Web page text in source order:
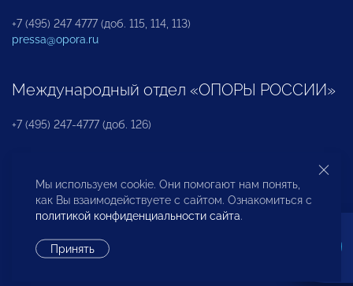
+7 (495) 247 4777 (доб. 115, 114, 113)
pressa@opora.ru
Международный отдел «ОПОРЫ РОССИИ»
+7 (495) 247-4777 (доб. 126)
Бюро по защите прав предпринимателей и
инвесторов
Мы используем cookie. Они помогают нам понять,
как Вы взаимодействуете с сайтом. Ознакомиться с
политикой конфиденциальности сайта.
Принять